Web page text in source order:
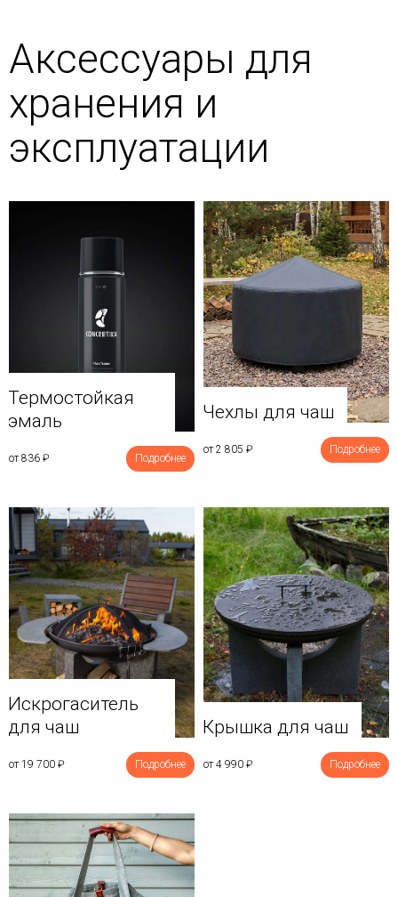
Аксессуары для
хранения и
эксплуатации
Термостойкая
эмаль
от 836 ₽ Подробнее
Чехлы для чаш
от 2 805 ₽ Подробнее
Искрогаситель
для чаш
от 19 700 ₽ Подробнее
Крышка для чаш
от 4 990 ₽ Подробнее